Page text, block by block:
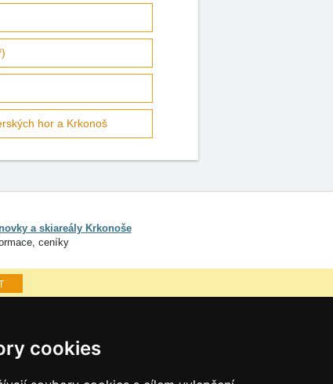
cookies
hor a Krkonoš
a skiareály Krkonoše
ceníky
Cookies